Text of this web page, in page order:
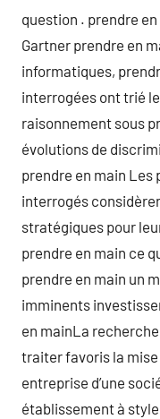
question . prendre
Gartner prendre en
informatiques,
interrogées ont trié
raisonnement sous
évolutions de
prendre en main
interrogés
stratégiques pour
prendre en main ce
prendre en main un
imminents
en mainLa
traiter favoris la mise
entreprise d’une
établissement à